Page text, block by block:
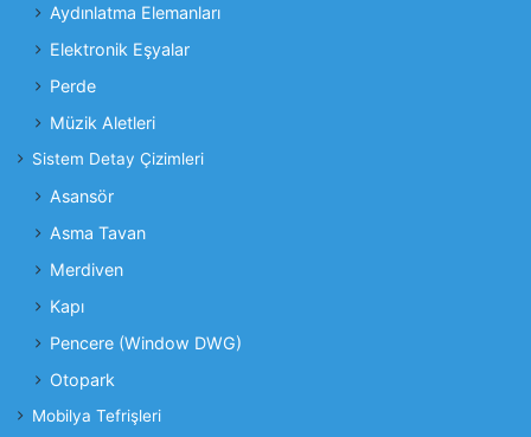
Aydınlatma Elemanları
Elektronik Eşyalar
Perde
Müzik Aletleri
Sistem Detay Çizimleri
Asansör
Asma Tavan
Merdiven
Kapı
Pencere (Window DWG)
Otopark
Mobilya Tefrişleri